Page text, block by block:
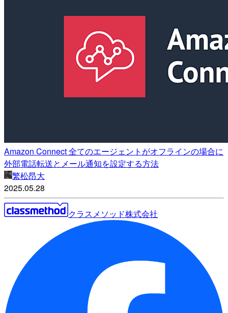
Amazon Connect 全てのエージェントがオフラインの場合に
外部電話転送とメール通知を設定する方法
繁松昂大
2025.05.28
クラスメソッド株式会社